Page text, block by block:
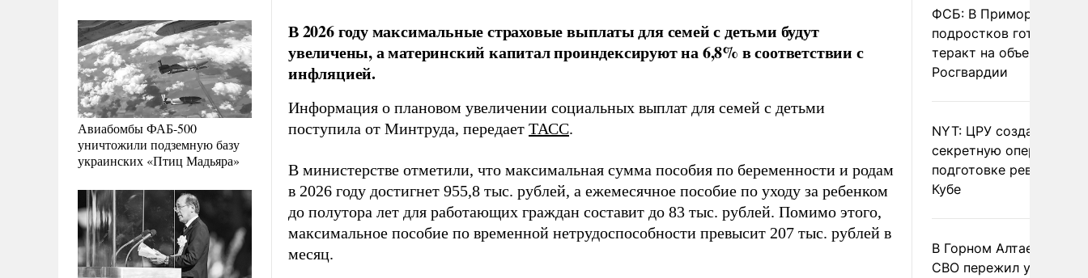
Авиабомбы ФАБ-500
уничтожили подземную базу
украинских «Птиц Мадьяра»
В 2026 году максимальные страховые выплаты для семей с детьми будут
увеличены, а материнский капитал проиндексируют на 6,8% в соответствии с
инфляцией.
Информация о плановом увеличении социальных выплат для семей с детьми
поступила от Минтруда, передает ТАСС.
В министерстве отметили, что максимальная сумма пособия по беременности и родам
в 2026 году достигнет 955,8 тыс. рублей, а ежемесячное пособие по уходу за ребенком
до полутора лет для работающих граждан составит до 83 тыс. рублей. Помимо этого,
максимальное пособие по временной нетрудоспособности превысит 207 тыс. рублей в
месяц.
ФСБ: В Приморье трое
подростков готовили
теракт на объекте
Росгвардии
NYT: ЦРУ создало
секретную опергруппу
подготовке революции
Кубе
В Горном Алтае
СВО пережил удар